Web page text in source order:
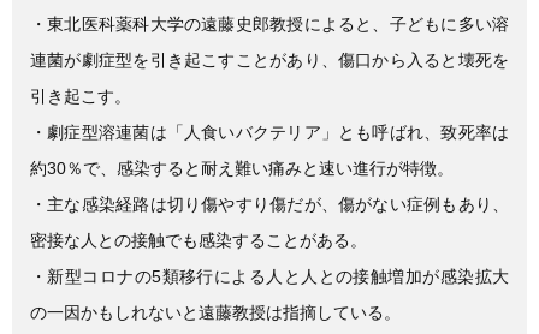
・東北医科薬科大学の遠藤史郎教授によると、子どもに多い溶
連菌が劇症型を引き起こすことがあり、傷口から入ると壊死を
引き起こす。
・劇症型溶連菌は「人食いバクテリア」とも呼ばれ、致死率は
約30％で、感染すると耐え難い痛みと速い進行が特徴。
・主な感染経路は切り傷やすり傷だが、傷がない症例もあり、
密接な人との接触でも感染することがある。
・新型コロナの5類移行による人と人との接触増加が感染拡大
の一因かもしれないと遠藤教授は指摘している。